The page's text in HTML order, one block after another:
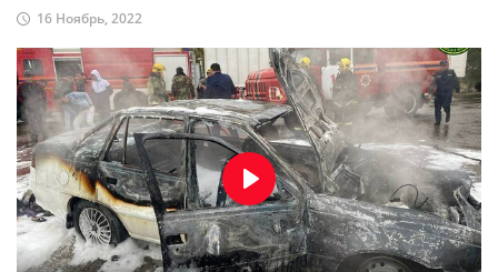
16 Ноябрь, 2022
Воспроизвести